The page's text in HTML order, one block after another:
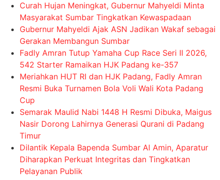
Curah Hujan Meningkat, Gubernur Mahyeldi Minta
Masyarakat Sumbar Tingkatkan Kewaspadaan
Gubernur Mahyeldi Ajak ASN Jadikan Wakaf sebagai
Gerakan Membangun Sumbar
Fadly Amran Tutup Yamaha Cup Race Seri II 2026,
542 Starter Ramaikan HJK Padang ke-357
Meriahkan HUT RI dan HJK Padang, Fadly Amran
Resmi Buka Turnamen Bola Voli Wali Kota Padang
Cup
Semarak Maulid Nabi 1448 H Resmi Dibuka, Maigus
Nasir Dorong Lahirnya Generasi Qurani di Padang
Timur
Dilantik Kepala Bapenda Sumbar Al Amin, Aparatur
Diharapkan Perkuat Integritas dan Tingkatkan
Pelayanan Publik